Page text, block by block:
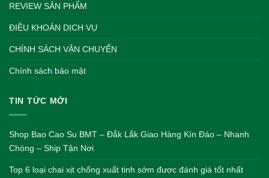
REVIEW SẢN PHẨM
ĐIỀU KHOẢN DỊCH VỤ
CHÍNH SÁCH VẬN CHUYỂN
Chính sách bảo mật
TIN TỨC MỚI
Shop Bao Cao Su BMT – Đắk Lắk Giao Hàng Kín Đáo – Nhanh
Chóng – Ship Tận Nơi
Top 6 loại chai xịt chống xuất tinh sớm được đánh giá tốt nhất